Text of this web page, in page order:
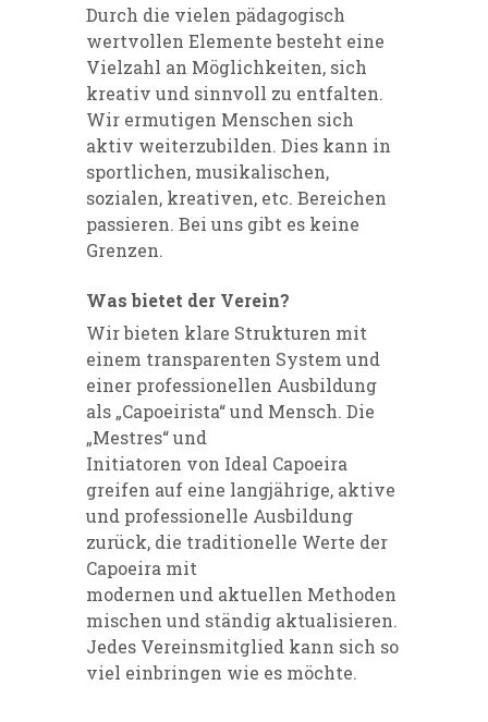
Durch die vielen pädagogisch
wertvollen Elemente besteht eine
Vielzahl an Möglichkeiten, sich
kreativ und sinnvoll zu entfalten.
Wir ermutigen Menschen sich
aktiv weiterzubilden. Dies kann in
sportlichen, musikalischen,
sozialen, kreativen, etc. Bereichen
passieren. Bei uns gibt es keine
Grenzen.
Was bietet der Verein?
Wir bieten klare Strukturen mit
einem transparenten System und
einer professionellen Ausbildung
als „Capoeirista“ und Mensch. Die
„Mestres“ und
Initiatoren von Ideal Capoeira
greifen auf eine langjährige, aktive
und professionelle Ausbildung
zurück, die traditionelle Werte der
Capoeira mit
modernen und aktuellen Methoden
mischen und ständig aktualisieren.
Jedes Vereinsmitglied kann sich so
viel einbringen wie es möchte.